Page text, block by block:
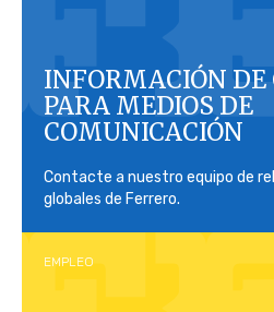
INFORMACIÓN DE
PARA MEDIOS DE
COMUNICACIÓN
Contacte a nuestro equipo de
globales de Ferrero.
EMPLEO